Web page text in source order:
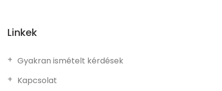
Linkek
Gyakran ismételt kérdések
Kapcsolat